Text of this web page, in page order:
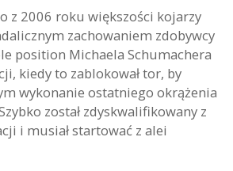
z 2006 roku większości kojarzy
zachowaniem zdobywcy
position Michaela Schumachera
kiedy to zablokował tor, by
wykonanie ostatniego okrążenia
został zdyskwalifikowany z
i musiał startować z alei